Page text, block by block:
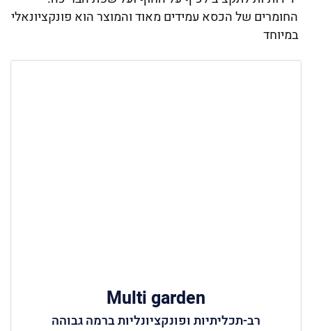
החומרים של הכסא עמידים מאוד והמוצר הוא פונקציונאלי
במיוחד
Multi garden
רב-תכליתיות ופונקציונליות ברמה גבוהה